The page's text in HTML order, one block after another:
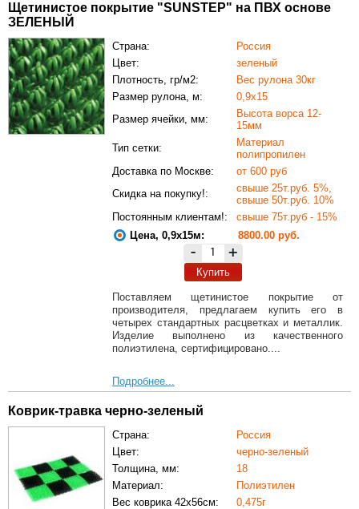
Щетинистое покрытие "SUNSTEP" на ПВХ основе
ЗЕЛЕНЫЙ
Страна:
Россия
Цвет:
зеленый
Плотность, гр/м2:
Вес рулона 30кг
Размер рулона, м:
0,9х15
Размер ячейки, мм:
Высота ворса 12-
15мм
Тип сетки:
Материал
полипропилен
Доставка по Москве:
от 600 руб
Скидка на покупку!:
свыше 25т.руб. 5%,
свыше 50т.руб. 10%
Постоянным клиентам!:
свыше 75т.руб - 15%
Цена, 0,9х15м:
8800.00 руб.
- +
Купить
Поставляем щетинистое покрытие от
производителя, предлагаем купить его в
четырех стандартных расцветках и металлик.
Изделие выполнено из качественного
полиэтилена, сертифицировано....
Подробнее...
Коврик-травка черно-зеленый
Страна:
Россия
Цвет:
черно-зеленый
Толщина, мм:
18
Материал:
Полиэтилен
Вес коврика 42х56см:
0,475г